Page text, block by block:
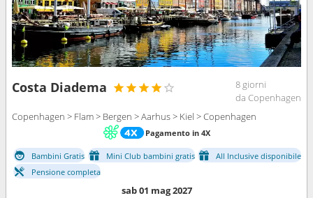
Costa Diadema
8 giorni
da Copenhagen
Copenhagen > Flam > Bergen > Aarhus > Kiel > Copenhagen
Pagamento in 4X
Bambini Gratis Mini Club bambini gratis
All Inclusive disponibile
Pensione completa
sab 01 mag 2027